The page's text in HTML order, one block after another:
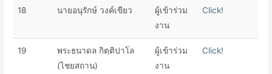
18 นายอนุรักษ์ วงค์เขียว
ผู้เข้าร่วม
งาน
Click!
19
พระธนาดล กิตฺติปาโล
(ไชยสถาน)
ผู้เข้าร่วม
งาน
Click!